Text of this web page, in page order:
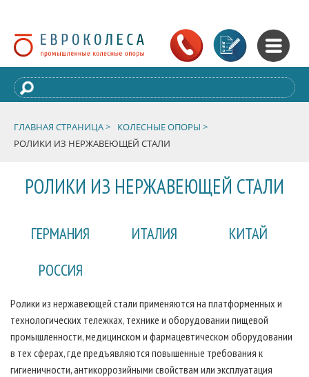
ГЛАВНАЯ СТРАНИЦА >
КОЛЕСНЫЕ ОПОРЫ >
РОЛИКИ ИЗ НЕРЖАВЕЮЩЕЙ СТАЛИ
РОЛИКИ ИЗ НЕРЖАВЕЮЩЕЙ СТАЛИ
ГЕРМАНИЯ ИТАЛИЯ
КИТАЙ
РОССИЯ
Ролики из нержавеющей стали применяются на платформенных и
технологических тележках, технике и оборудовании пищевой
промышленности, медицинском и фармацевтическом оборудовании
в тех сферах, где предъявляются повышенные требования к
гигиеничности, антикоррозийными свойствам или эксплуатация